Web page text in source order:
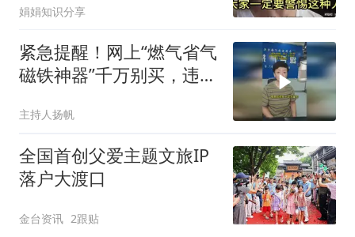
娟娟知识分享
紧急提醒！网上“燃气省气
磁铁神器”千万别买，违法
主持人扬帆
全国首创父爱主题文旅IP
落户大渡口
金台资讯 2跟贴